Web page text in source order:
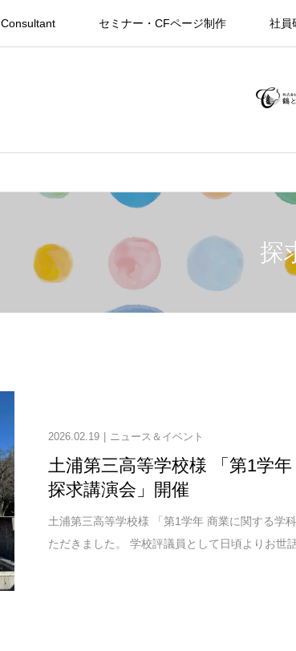
Consultant セミナー・CFページ制作 社員
探
2026.02.19 ニュース＆イベント
土浦第三高等学校様 「第1学
探求講演会」開催
土浦第三高等学校様 「第1学年 商業に関する学
ただきました。 学校評議員として日頃よりお世